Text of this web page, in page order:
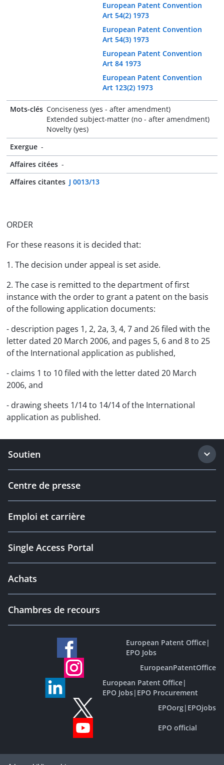
European Patent Convention
Art 54(2) 1973
European Patent Convention
Art 54(3) 1973
European Patent Convention
Art 84 1973
European Patent Convention
Art 123(2) 1973
Mots-clés Conciseness (yes - after amendment)
Extended subject-matter (no - after amendment)
Novelty (yes)
Exergue -
Affaires citées -
Affaires citantes J 0013/13
ORDER
For these reasons it is decided that:
1. The decision under appeal is set aside.
2. The case is remitted to the department of first
instance with the order to grant a patent on the basis
of the following application documents:
- description pages 1, 2, 2a, 3, 4, 7 and 26 filed with the
letter dated 20 March 2006, and pages 5, 6 and 8 to 25
of the International application as published,
- claims 1 to 10 filed with the letter dated 20 March
2006, and
- drawing sheets 1/14 to 14/14 of the International
application as published.
Soutien
Centre de presse
Emploi et carrière
Single Access Portal
Achats
Chambres de recours
European Patent Office|
EPO Jobs
EuropeanPatentOffice
European Patent Office|
EPO Jobs| EPO Procurement
EPOorg| EPOjobs
EPO official